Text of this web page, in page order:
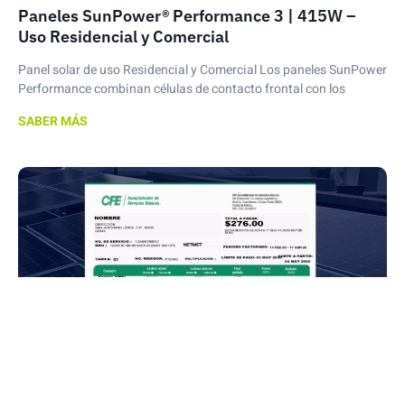
Paneles SunPower® Performance 3 | 415W –
Uso Residencial y Comercial
Panel solar de uso Residencial y Comercial Los paneles SunPower
Performance combinan células de contacto frontal con los
SABER MÁS